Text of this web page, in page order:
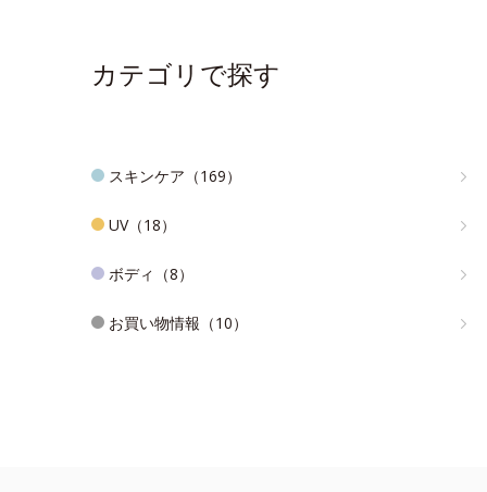
カテゴリで探す
スキンケア（169）
UV（18）
ボディ（8）
お買い物情報（10）